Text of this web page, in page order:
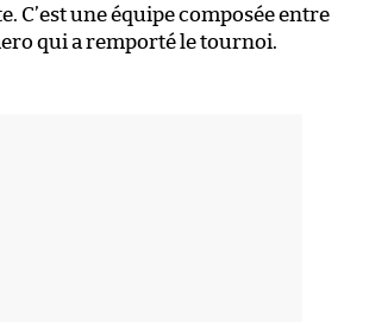
C’est une équipe composée entre
qui a remporté le tournoi.